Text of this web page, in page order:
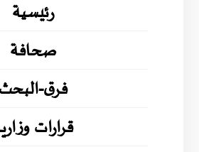
رئيسية
صحافة
فرق-البحث
قرارات